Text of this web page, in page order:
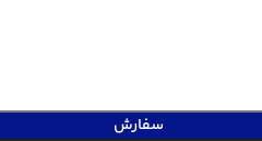
سفارش